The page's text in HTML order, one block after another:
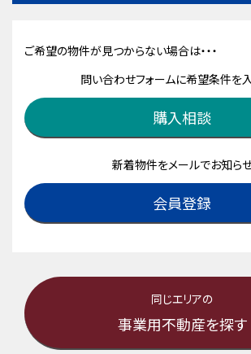
ご希望の物件が見つからない場合は・・・
問い合わせフォームに希望条件を
購入相談
新着物件をメールでお知ら
会員登録
同じエリアの
事業用不動産を探す